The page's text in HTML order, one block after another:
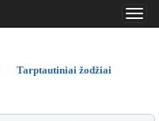
..
..
Tarptautiniai žodžiai